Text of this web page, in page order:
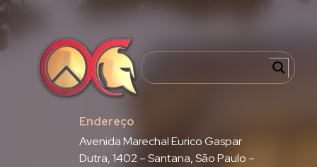
Endereço
Avenida Marechal Eurico Gaspar
Dutra, 1402 – Santana, São Paulo –